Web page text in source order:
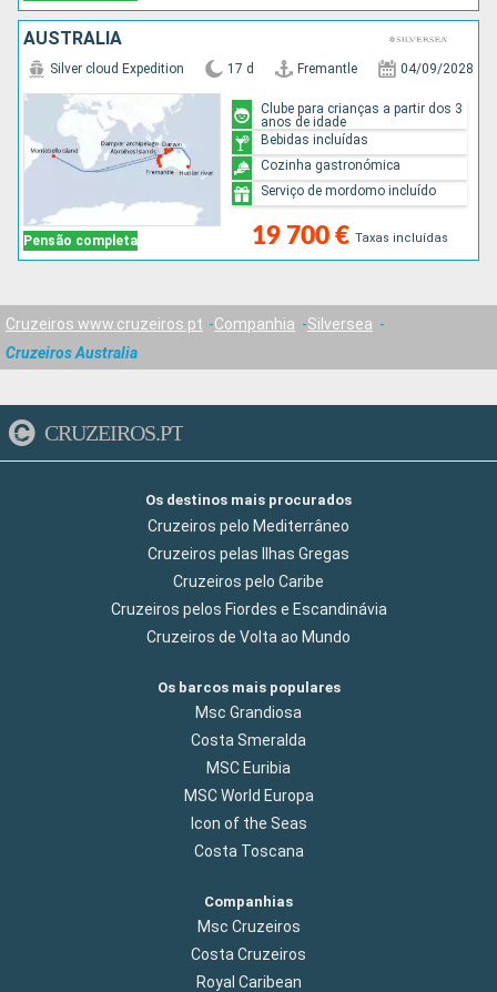
AUSTRALIA
Pensão completa
Silver cloud Expedition 17 d Fremantle 04/09/2028
19 700 € Taxas incluídas
Clube para crianças a partir dos 3
anos de idade
Bebidas incluídas
Cozinha gastronómica
Serviço de mordomo incluído
Cruzeiros www.cruzeiros.pt Companhia
Silversea
Cruzeiros Australia
CRUZEIROS.PT
Os destinos mais procurados
Cruzeiros pelo Mediterrâneo
Cruzeiros pelas Ilhas Gregas
Cruzeiros pelo Caribe
Cruzeiros pelos Fiordes e Escandinávia
Cruzeiros de Volta ao Mundo
Os barcos mais populares
Msc Grandiosa
Costa Smeralda
MSC Euribia
MSC World Europa
Icon of the Seas
Costa Toscana
Companhias
Msc Cruzeiros
Costa Cruzeiros
Royal Caribean